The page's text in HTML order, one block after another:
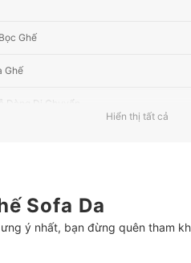
Ghế
Ghế
Dàng Di Chuyển
Hiển thị tất cả
Sofa Da
ý nhất, bạn đừng quên tham